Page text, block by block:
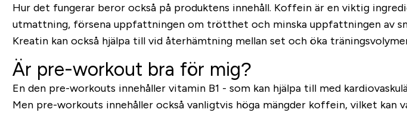
Hur det fungerar beror också på produktens innehåll. Koffein är en viktig
utmattning, försena uppfattningen om trötthet och minska uppfattningen av
Kreatin kan också hjälpa till vid återhämtning mellan set och öka
Är pre-workout bra för mig?
En den pre-workouts innehåller vitamin B1 - som kan hjälpa till med
Men pre-workouts innehåller också vanligtvis höga mängder koffein, vilket kan